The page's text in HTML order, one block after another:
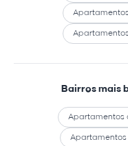
Bairros mais
Apartamentos
Apartamentos